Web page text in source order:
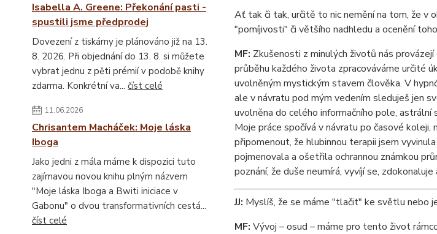
Isabella A. Greene: Překonání pasti -
spustili jsme předprodej
Dovezení z tiskárny je plánováno již na 13.
8. 2026. Při objednání do 13. 8. si můžete
vybrat jednu z pěti prémií v podobě knihy
zdarma. Konkrétní va... číst celé
11.06.2026
Chrisantem Macháček: Moje láska
Iboga
Jako jedni z mála máme k dispozici tuto
zajímavou novou knihu plným názvem
"Moje láska Iboga a Bwiti iniciace v
Gabonu" o dvou transformativních cestá...
číst celé
Ať tak či tak, určitě to nic nemění na tom, že v
"pomíjivosti" či většího nadhledu a ocenění
MF: Zkušenosti z minulých životů nás
průběhu každého života zpracováváme určité
uvolněným mystickým stavem člověka. V
ale v návratu pod mým vedením sleduješ jen
uvolněna do celého informačního pole,
Moje práce spočívá v návratu po časové
připomenout, že hlubinnou terapii jsem
pojmenovala a ošetřila ochrannou známkou
poznání, že duše neumírá, vyvíjí se, zdokonaluje
JJ: Myslíš, že se máme "tlačit" ke světlu nebo
MF: Vývoj – osud – máme pro tento život